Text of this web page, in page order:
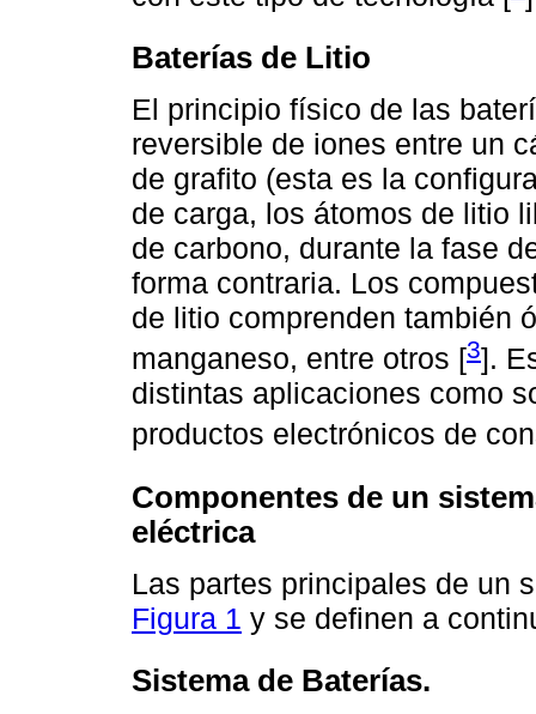
Baterías de Litio
El principio físico de las
reversible de iones entre un
de grafito (esta es la
de carga, los átomos de litio
de carbono, durante la fase
forma contraria. Los
de litio comprenden también
manganeso, entre otros [3].
distintas aplicaciones como
productos electrónicos de
Componentes de un
eléctrica
Las partes principales de un
Figura 1 y se definen a
Sistema de Baterías.